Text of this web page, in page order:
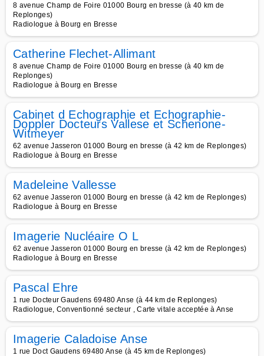
8 avenue Champ de Foire 01000 Bourg en bresse (à 40 km de
Replonges)
Radiologue à Bourg en Bresse
Catherine Flechet-Allimant
8 avenue Champ de Foire 01000 Bourg en bresse (à 40 km de
Replonges)
Radiologue à Bourg en Bresse
Cabinet d Echographie et Echographie-
Doppler Docteurs Vallese et Schenone-
Witmeyer
62 avenue Jasseron 01000 Bourg en bresse (à 42 km de Replonges)
Radiologue à Bourg en Bresse
Madeleine Vallesse
62 avenue Jasseron 01000 Bourg en bresse (à 42 km de Replonges)
Radiologue à Bourg en Bresse
Imagerie Nucléaire O L
62 avenue Jasseron 01000 Bourg en bresse (à 42 km de Replonges)
Radiologue à Bourg en Bresse
Pascal Ehre
1 rue Docteur Gaudens 69480 Anse (à 44 km de Replonges)
Radiologue, Conventionné secteur , Carte vitale acceptée à Anse
Imagerie Caladoise Anse
1 rue Doct Gaudens 69480 Anse (à 45 km de Replonges)